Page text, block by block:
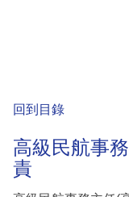
回到目錄
高級民航事
責